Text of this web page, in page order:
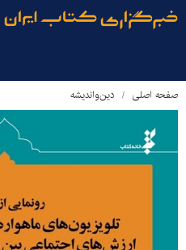
صفحه اصلی دین‌واندیشه